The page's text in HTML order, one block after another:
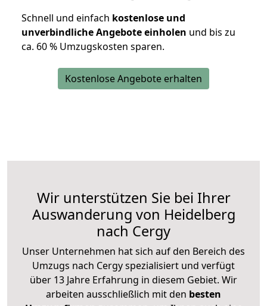
Schnell und einfach kostenlose und
unverbindliche Angebote einholen und bis zu
ca. 60 % Umzugskosten sparen.
Kostenlose Angebote erhalten
Wir unterstützen Sie bei Ihrer
Auswanderung von Heidelberg
nach Cergy
Unser Unternehmen hat sich auf den Bereich des
Umzugs nach Cergy spezialisiert und verfügt
über 13 Jahre Erfahrung in diesem Gebiet. Wir
arbeiten ausschließlich mit den besten